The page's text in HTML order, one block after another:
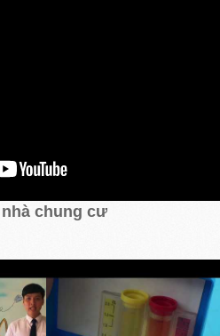
chung cư